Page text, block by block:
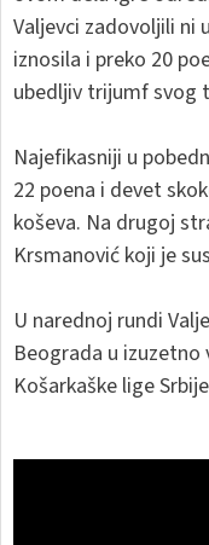
Valjevci zadovoljili ni
iznosila i preko 20
ubedljiv trijumf svog
Najefikasniji u
22 poena i devet
koševa. Na drugoj
Krsmanović koji je
U narednoj rundi
Beograda u
Košarkaške lige